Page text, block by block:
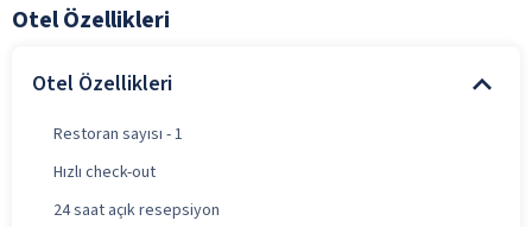
Otel Özellikleri
Otel Özellikleri
Restoran sayısı - 1
Hızlı check-out
24 saat açık resepsiyon